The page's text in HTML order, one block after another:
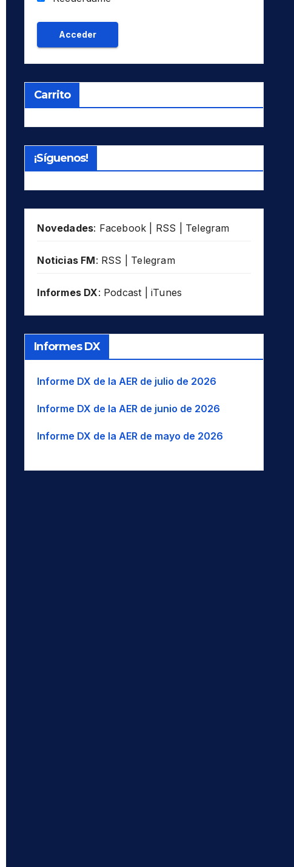
Carrito
¡Síguenos!
Novedades: Facebook RSS Telegram
Noticias FM: RSS Telegram
Informes DX: Podcast iTunes
Informes DX
Informe DX de la AER de julio de 2026
Informe DX de la AER de junio de 2026
Informe DX de la AER de mayo de 2026